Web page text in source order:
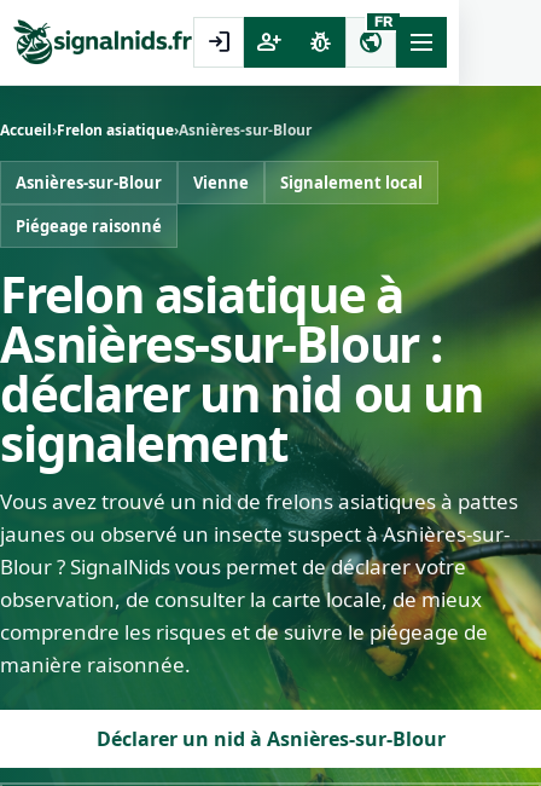
login person_add pest_control public
FR
Accueil›Frelon asiatique›Asnières-sur-Blour
Asnières-sur-Blour Vienne
Signalement local
Piégeage raisonné
Frelon asiatique à
Asnières-sur-Blour :
déclarer un nid ou un
signalement
Vous avez trouvé un nid de frelons asiatiques à pattes
jaunes ou observé un insecte suspect à Asnières-sur-
Blour ? SignalNids vous permet de déclarer votre
observation, de consulter la carte locale, de mieux
comprendre les risques et de suivre le piégeage de
manière raisonnée.
Déclarer un nid à Asnières-sur-Blour